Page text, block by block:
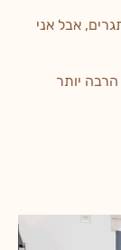
אבל אני
יותר